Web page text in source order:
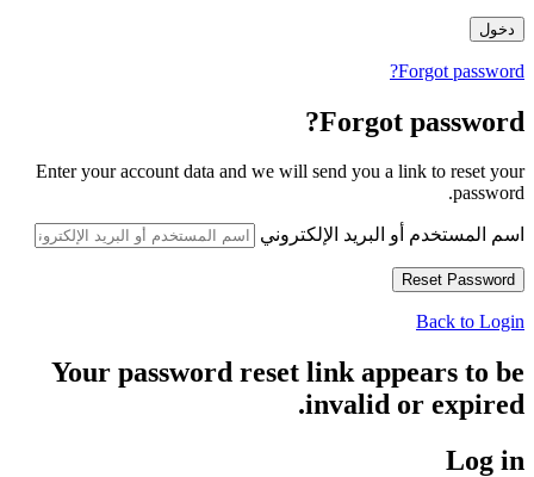
Forgot password?
Forgot password?
Enter your account data and we will send you a link to reset your
password.
اسم المستخدم أو البريد الإلكتروني
Back to Login
Your password reset link appears to be
invalid or expired.
Log in